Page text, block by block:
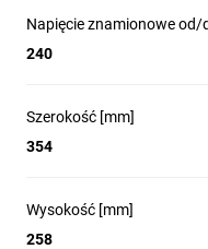
kabel
Napięcie znamionowe od/
240
Szerokość [mm]
354
Wysokość [mm]
258